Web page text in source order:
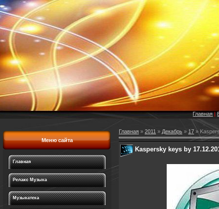
Главная|
Меню сайта
Главная
Релакс Музыка
Музыкатека
Главная » 2011 » Декабрь » 17 »
Kaspersky keys by